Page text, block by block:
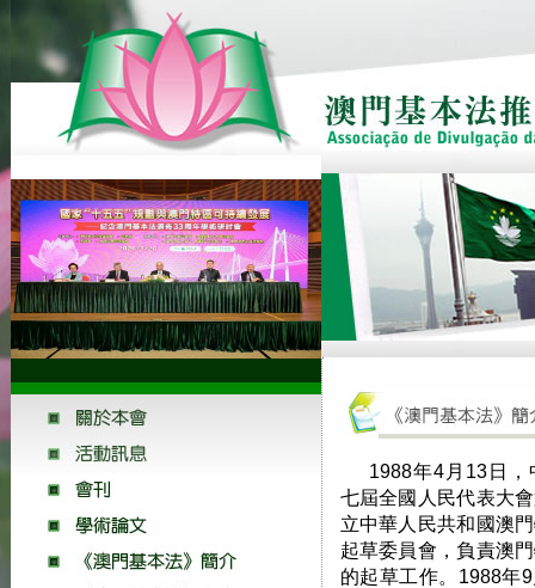
1988年4月13日
七屆全國人民代表大
立中華人民共和國澳
起草委員會，負責澳
的起草工作。1988年